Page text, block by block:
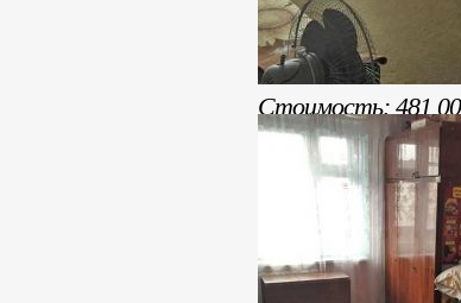
Санузел раздельный,
Развитая
Стоимость: 481
Раб. тел. (095)
+38 (06153)